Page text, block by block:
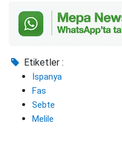
Etiketler :
İspanya
Fas
Sebte
Melile